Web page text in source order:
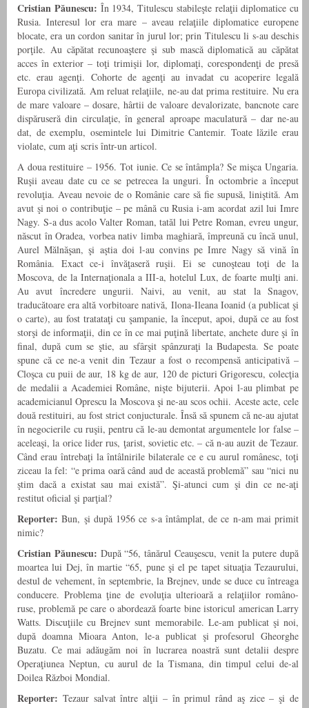
Cristian Păunescu: În 1934, Titulescu stabileşte relaţii diplomatice cu
Rusia. Interesul lor era mare – aveau relaţiile diplomatice europene
blocate, era un cordon sanitar în jurul lor; prin Titulescu li s-au deschis
porţile. Au căpătat recunoaştere şi sub mască diplomatică au căpătat
acces în exterior – toţi trimişii lor, diplomaţi, corespondenţi de presă
etc. erau agenţi. Cohorte de agenţi au invadat cu acoperire legală
Europa civilizată. Am reluat relaţiile, ne-au dat prima restituire. Nu era
de mare valoare – dosare, hârtii de valoare devalorizate, bancnote care
dispăruseră din circulaţie, în general aproape maculatură – dar ne-au
dat, de exemplu, osemintele lui Dimitrie Cantemir. Toate lăzile erau
violate, cum aţi scris într-un articol.
A doua restituire – 1956. Tot iunie. Ce se întâmpla? Se mişca Ungaria.
Ruşii aveau date cu ce se petrecea la unguri. În octombrie a început
revoluţia. Aveau nevoie de o Românie care să fie supusă, liniştită. Am
avut şi noi o contribuţie – pe mână cu Rusia i-am acordat azil lui Imre
Nagy. S-a dus acolo Valter Roman, tatăl lui Petre Roman, evreu ungur,
născut în Oradea, vorbea nativ limba maghiară, împreună cu încă unul,
Aurel Mălnăşan, şi aştia doi l-au convins pe Imre Nagy să vină în
România. Exact ce-i învăţaseră ruşii. Ei se cunoşteau toţi de la
Moscova, de la Internaţionala a III-a, hotelul Lux, de foarte mulţi ani.
Au avut încredere ungurii. Naivi, au venit, au stat la Snagov,
traducătoare era altă vorbitoare nativă, Ilona-Ileana Ioanid (a publicat şi
o carte), au fost tratataţi cu şampanie, la început, apoi, după ce au fost
storşi de informaţii, din ce în ce mai puţină libertate, anchete dure şi în
final, după cum se ştie, au sfârşit spânzuraţi la Budapesta. Se poate
spune că ce ne-a venit din Tezaur a fost o recompensă anticipativă –
Cloşca cu puii de aur, 18 kg de aur, 120 de picturi Grigorescu, colecţia
de medalii a Academiei Române, nişte bijuterii. Apoi l-au plimbat pe
academicianul Oprescu la Moscova şi ne-au scos ochii. Aceste acte, cele
două restituiri, au fost strict conjucturale. Însă să spunem că ne-au ajutat
în negocierile cu ruşii, pentru că le-au demontat argumentele lor false –
aceleaşi, la orice lider rus, ţarist, sovietic etc. – că n-au auzit de Tezaur.
Când erau întrebaţi la întâlnirile bilaterale ce e cu aurul românesc, toţi
ziceau la fel: “e prima oară când aud de această problemă” sau “nici nu
ştim dacă a existat sau mai există”. Şi-atunci cum şi din ce ne-aţi
restitut oficial şi parţial?
Reporter: Bun, şi după 1956 ce s-a întâmplat, de ce n-am mai primit
nimic?
Cristian Păunescu: După “56, tânărul Ceauşescu, venit la putere după
moartea lui Dej, în martie “65, pune şi el pe tapet situaţia Tezaurului,
destul de vehement, în septembrie, la Brejnev, unde se duce cu întreaga
conducere. Problema ţine de evoluţia ulterioară a relaţiilor româno-
ruse, problemă pe care o abordează foarte bine istoricul american Larry
Watts. Discuţiile cu Brejnev sunt memorabile. Le-am publicat şi noi,
după doamna Mioara Anton, le-a publicat şi profesorul Gheorghe
Buzatu. Ce mai adăugăm noi în lucrarea noastră sunt detalii despre
Operaţiunea Neptun, cu aurul de la Tismana, din timpul celui de-al
Doilea Război Mondial.
Reporter: Tezaur salvat între alţii – în primul rând aş zice – şi de